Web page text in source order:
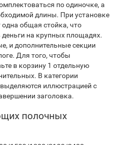
по одиночке, а
длины. При установке
общая стойка, что
на крупных площадях.
и дополнительные секции
Для того, чтобы
в корзину 1 отдельную
В категории
иллюстрацией с
заголовка.
полочных